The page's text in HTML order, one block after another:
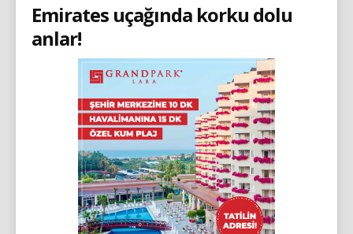
Emirates uçağında korku dolu
anlar!